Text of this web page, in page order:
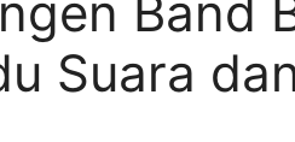
Band
Suara